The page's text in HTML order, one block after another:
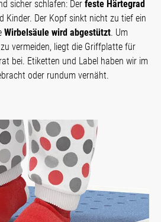
sicher schlafen: Der feste Härtegrad
Kinder. Der Kopf sinkt nicht zu tief ein
Wirbelsäule wird abgestützt. Um
vermeiden, liegt die Griffplatte für
bei. Etiketten und Label haben wir im
oder rundum vernäht.